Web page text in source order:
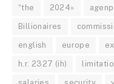
“the 2024»
Billionaires
english europe
h.r. 2327 (ih)